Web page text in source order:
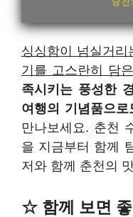
싱싱함이 넘실거리
기를 고스란히 담
족시키는 풍성한
여행의 기념품으로
만나보세요. 춘천
을 지금부터 함께
저와 함께 춘천의
☆ 함께 보면